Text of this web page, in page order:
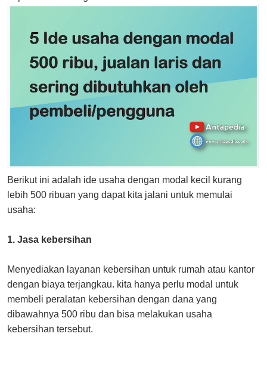
Berikut ini adalah ide usaha dengan modal kecil kurang
lebih 500 ribuan yang dapat kita jalani untuk memulai
usaha:
1. Jasa kebersihan
Menyediakan layanan kebersihan untuk rumah atau kantor
dengan biaya terjangkau. kita hanya perlu modal untuk
membeli peralatan kebersihan dengan dana yang
dibawahnya 500 ribu dan bisa melakukan usaha
kebersihan tersebut.